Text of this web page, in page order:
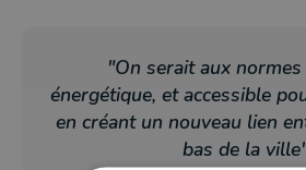
"On serait aux
énergétique, et accessible
en créant un nouveau lien
bas de la